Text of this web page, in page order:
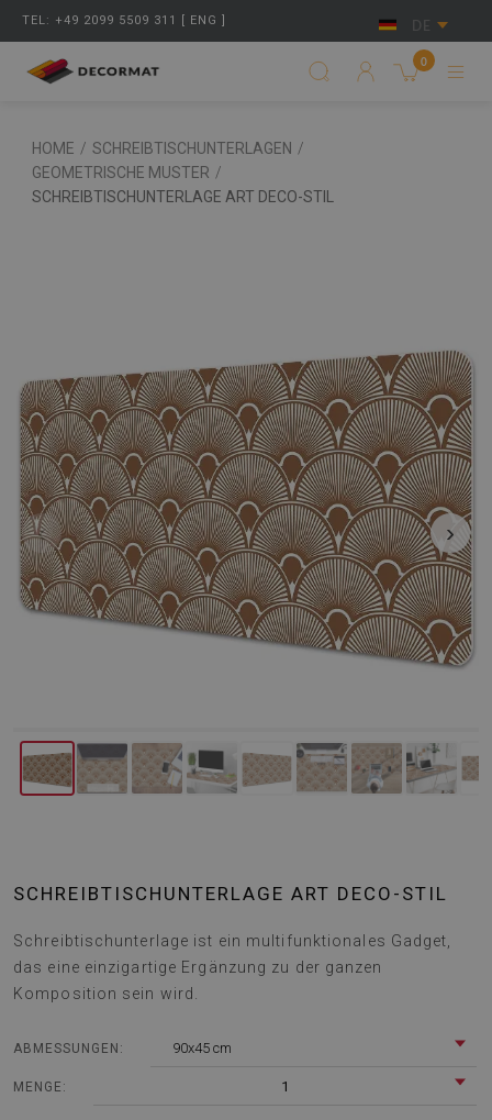
TEL: +49 2099 5509 311 [ ENG ] DE
0
HOME / SCHREIBTISCHUNTERLAGEN /
GEOMETRISCHE MUSTER /
SCHREIBTISCHUNTERLAGE ART DECO-STIL
‹ ›
SCHREIBTISCHUNTERLAGE ART DECO-STIL
Schreibtischunterlage ist ein multifunktionales Gadget,
das eine einzigartige Ergänzung zu der ganzen
Komposition sein wird.
ABMESSUNGEN: 90x45 cm
MENGE: 1